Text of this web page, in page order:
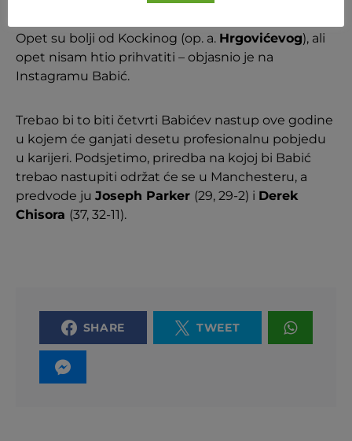
Opet su bolji od Kockinog (op. a. Hrgovićevog), ali
opet nisam htio prihvatiti – objasnio je na
Instagramu Babić.
Trebao bi to biti četvrti Babićev nastup ove godine
u kojem će ganjati desetu profesionalnu pobjedu
u karijeri. Podsjetimo, priredba na kojoj bi Babić
trebao nastupiti održat će se u Manchesteru, a
predvode ju Joseph Parker (29, 29-2) i Derek
Chisora (37, 32-11).
SHARE TWEET